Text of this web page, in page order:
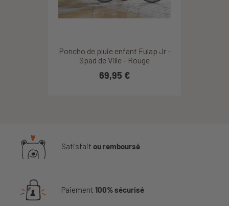
Poncho de pluie enfant Fulap Jr -
Spad de Ville - Rouge
69,95 €
Satisfait ou remboursé
Paiement 100% sécurisé